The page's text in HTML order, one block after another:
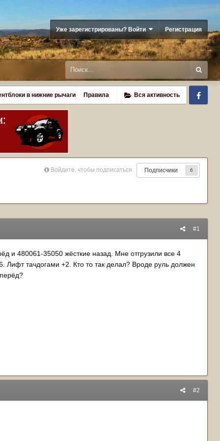
Уже зарегистрированы? Войти Регистрация
Правила Вся активность
в нижние рычаги
Войдите, чтобы подписаться Подписчики 6
#1
и 480061-35050 жёсткие назад. Мне отгрузили все 4
Лифт тачдогами +2. Кто то так делал? Вроде руль должен
#2